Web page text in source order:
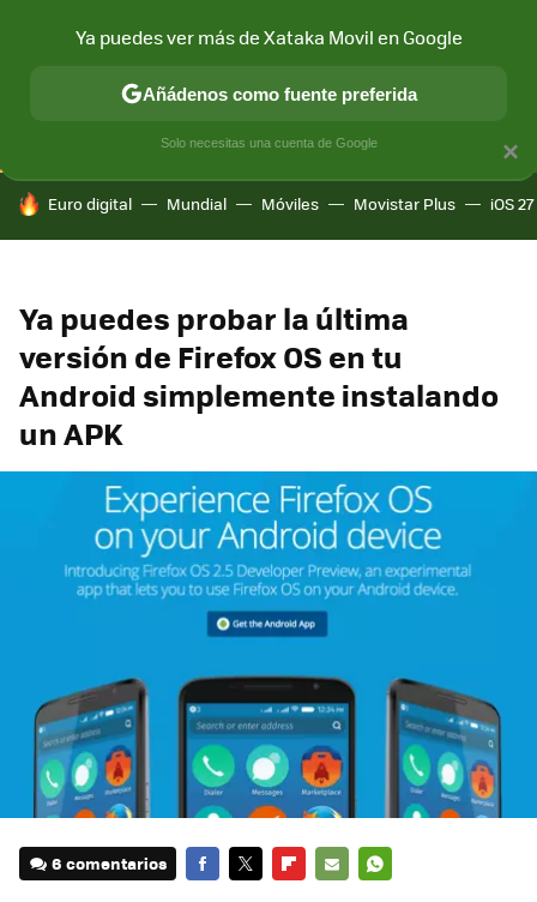
CONECTIVIDAD MÓVIL Y SOCIEDAD APLICACIONES
HOY SE HABLA DE
Euro digital Mundial Móviles Movistar Plus iOS 27
Ya puedes probar la última
versión de Firefox OS en tu
Android simplemente instalando
un APK
6 comentarios
×
Ya puedes ver más de Xataka Movil en Google
Añádenos como fuente preferida
Solo necesitas una cuenta de Google